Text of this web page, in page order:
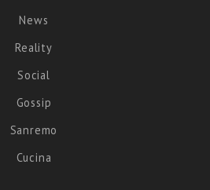
News
Reality
Social
Gossip
Sanremo
Cucina